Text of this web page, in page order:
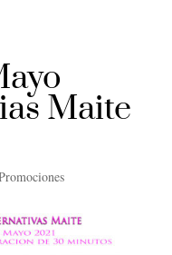
Maite